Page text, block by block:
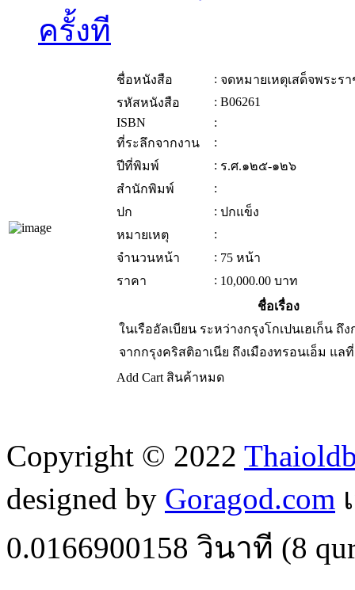
ครั้งที
ชื่อหนังสือ : จดหมายเหตุเสด็จพระร
รหัสหนังสือ
: B06261
ISBN
:
ที่ระลึกจากงาน
:
ปีที่พิมพ์
: ร.ศ.๑๒๕-๑๒๖
สำนักพิมพ์
:
ปก
: ปกแข็ง
หมายเหตุ
:
จำนวนหน้า
: 75 หน้า
ราคา
: 10,000.00 บาท
ชื่อเรื่อง
ในเรืออัลเบียน ระหว่างกรุงโกเปนเฮเก็น ถึ
จากกรุงคริสติอาเนีย ถึงเมืองทรอนเอ็ม แล
Add Cart สินค้าหมด
Copyright © 2022
designed by Goragod.com
0.0166900158 วินาที (8